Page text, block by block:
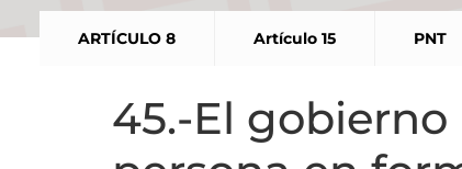
ARTÍCULO 8 Artículo 15 PNT
45.-El